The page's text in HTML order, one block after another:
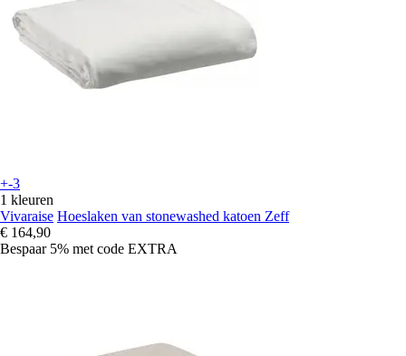
+-3
1 kleuren
Vivaraise Hoeslaken van stonewashed katoen Zeff
€ 164,90
Bespaar 5% met code EXTRA